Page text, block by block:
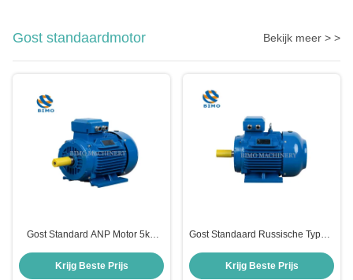
Gost standaardmotor Bekijk meer > >
Gost Standard ANP Motor 5kw
Driefasige elektrische motoren
Krijg Beste Prijs
Gost Standaard Russische Type 3
30HP Inductie Elektromotor
Krijg Beste Prijs